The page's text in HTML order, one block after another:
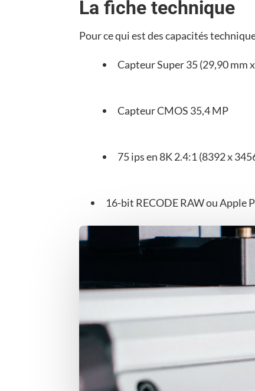
La fiche technique
Pour ce qui est des capacités
Capteur Super 35 (29,90 mm
Capteur CMOS 35,4 MP
75 ips en 8K 2.4:1 (8392 x
16-bit RECODE RAW ou Apple